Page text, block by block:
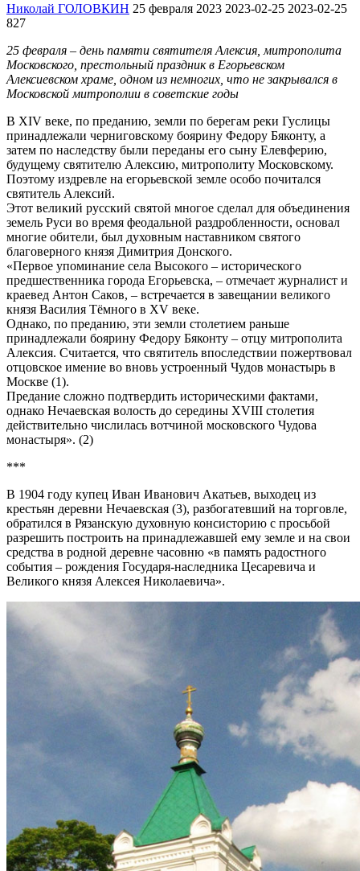
Николай ГОЛОВКИН 25 февраля 2023 2023-02-25 2023-02-25
827
25 февраля – день памяти святителя Алексия, митрополита
Московского, престольный праздник в Егорьевском
Алексиевском храме, одном из немногих, что не закрывался в
Московской митрополии в советские годы
В XIV веке, по преданию, земли по берегам реки Гуслицы
принадлежали черниговскому боярину Федору Бяконту, а
затем по наследству были переданы его сыну Елевферию,
будущему святителю Алексию, митрополиту Московскому.
Поэтому издревле на егорьевской земле особо почитался
святитель Алексий.
Этот великий русский святой многое сделал для объединения
земель Руси во время феодальной раздробленности, основал
многие обители, был духовным наставником святого
благоверного князя Димитрия Донского.
«Первое упоминание села Высокого – исторического
предшественника города Егорьевска, – отмечает журналист и
краевед Антон Саков, – встречается в завещании великого
князя Василия Тёмного в XV веке.
Однако, по преданию, эти земли столетием раньше
принадлежали боярину Федору Бяконту – отцу митрополита
Алексия. Считается, что святитель впоследствии пожертвовал
отцовское имение во вновь устроенный Чудов монастырь в
Москве (1).
Предание сложно подтвердить историческими фактами,
однако Нечаевская волость до середины XVIII столетия
действительно числилась вотчиной московского Чудова
монастыря». (2)
***
В 1904 году купец Иван Иванович Акатьев, выходец из
крестьян деревни Нечаевская (3), разбогатевший на торговле,
обратился в Рязанскую духовную консисторию с просьбой
разрешить построить на принадлежавшей ему земле и на свои
средства в родной деревне часовню «в память радостного
события – рождения Государя-наследника Цесаревича и
Великого князя Алексея Николаевича».